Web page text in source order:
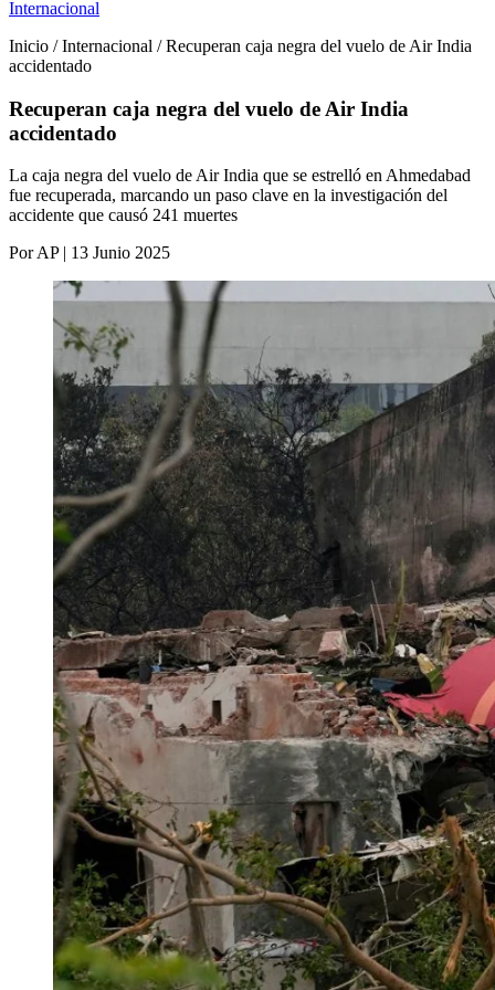
Internacional
Inicio / Internacional / Recuperan caja negra del vuelo de Air India
accidentado
Recuperan caja negra del vuelo de Air India
accidentado
La caja negra del vuelo de Air India que se estrelló en Ahmedabad
fue recuperada, marcando un paso clave en la investigación del
accidente que causó 241 muertes
Por AP | 13 Junio 2025